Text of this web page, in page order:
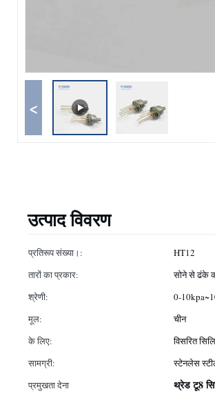
<
उत्पाद विवरण
प्रतिरूप संख्या।: HT12
तारों का प्रकार:
सोने से ढंके
श्रेणी:
0-
मूल:
चीन
के लिए:
विसरित
सामग्री:
स्टेनलेस
प्रमुखता देना
थ्रेड टू8